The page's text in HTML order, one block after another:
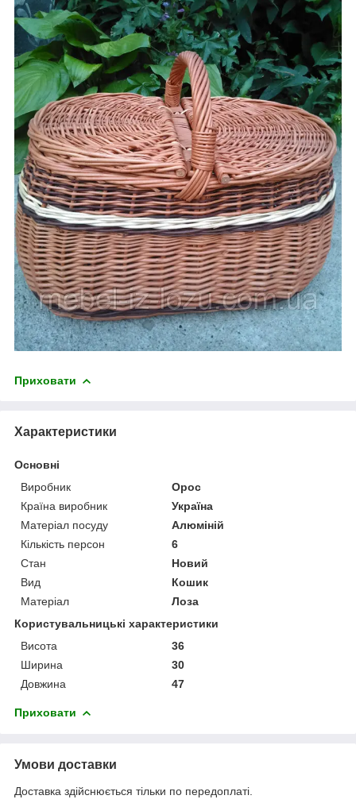
Приховати
Характеристики
Основні
Виробник
Орос
Країна виробник
Україна
Матеріал посуду
Алюміній
Кількість персон
6
Стан
Новий
Вид
Кошик
Матеріал
Лоза
Користувальницькі характеристики
Висота
36
Ширина
30
Довжина
47
Приховати
Умови доставки
Доставка здійснюється тільки по передоплаті.